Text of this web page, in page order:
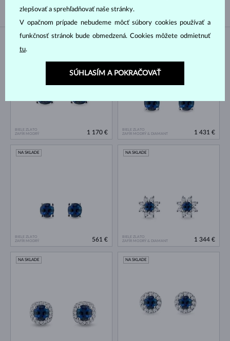
BIELE ZLATO
ZAFÍR MODRÝ
1 170 €
BIELE ZLATO
ZAFÍR MODRÝ & DIAMANT
1 431 €
BIELE ZLATO
ZAFÍR MODRÝ
NA SKLADE
561 €
BIELE ZLATO
ZAFÍR MODRÝ & DIAMANT
NA SKLADE
1 344 €
NA SKLADE NA SKLADE
zlepšovať a sprehľadňovať naše stránky.
V opačnom prípade nebudeme môcť súbory cookies používať a
funkčnosť stránok bude obmedzená. Cookies môžete odmietnuť
tu.
SÚHLASÍM A POKRAČOVAŤ